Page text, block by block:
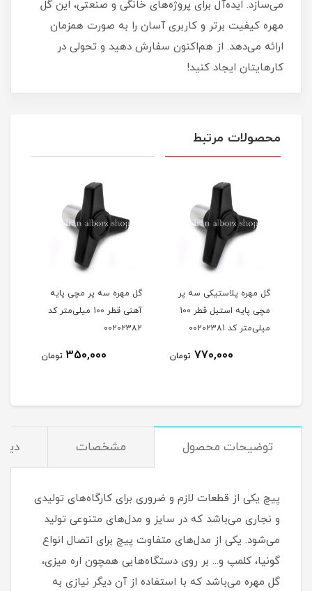
می‌سازد. ایده‌آل برای پروژه‌های خانگی و صنعتی، این گل
مهره کیفیت برتر و کاربری آسان را به صورت همزمان
ارائه می‌دهد. از هم‌اکنون سفارش دهید و تحولی در
کارهایتان ایجاد کنید!
محصولات مرتبط
گل مهره پلاستیکی سه پر
مچی پایه استیل قطر 100
میلی‌متر کد 00202381
770,000 تومان
گل مهره سه پر مچی پایه
آهنی قطر 100 میلی‌متر کد
00202382
350,000 تومان
توضیحات محصول مشخصات
پیچ یکی از قطعات لازم و ضروری برای کارگاه‌های تولیدی
و نجاری می‌باشد که در سایز و مدل‌های متنوعی تولید
می‌شود. یکی از مدل‌های متفاوت پیچ برای اتصال انواع
گونیا، کلمپ و... بر روی دستگاه‌هایی همچون اره میزی،
گل مهره می‌باشد که با استفاده از آن دیگر نیازی به